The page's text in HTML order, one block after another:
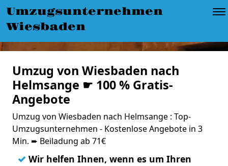
Umzugsunternehmen
Wiesbaden
Umzug von Wiesbaden nach
Helmsange ☛ 100 % Gratis-
Angebote
Umzug von Wiesbaden nach Helmsange : Top-
Umzugsunternehmen - Kostenlose Angebote in 3
Min. ➨ Beiladung ab 71€
✓ Wir helfen Ihnen, wenn es um Ihren